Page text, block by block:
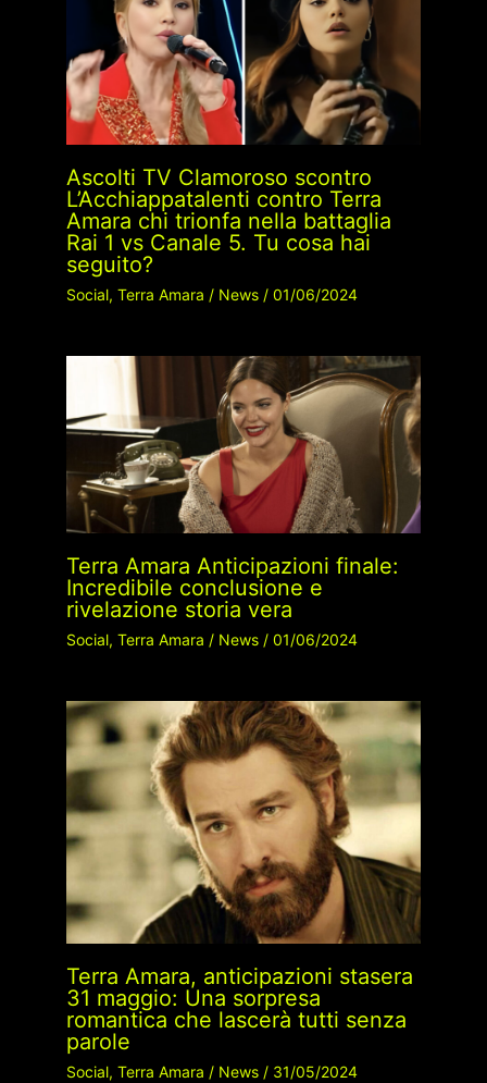
Ascolti TV Clamoroso scontro
L’Acchiappatalenti contro Terra
Amara chi trionfa nella battaglia
Rai 1 vs Canale 5. Tu cosa hai
seguito?
Social, Terra Amara / News/ 01/06/2024
Terra Amara Anticipazioni finale:
Incredibile conclusione e
rivelazione storia vera
Social, Terra Amara / News/ 01/06/2024
Terra Amara, anticipazioni stasera
31 maggio: Una sorpresa
romantica che lascerà tutti senza
parole
Social, Terra Amara / News/ 31/05/2024